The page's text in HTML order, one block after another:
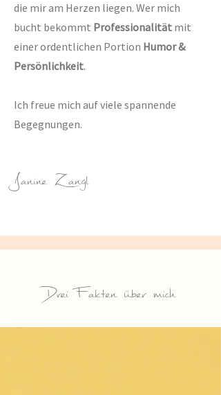
die mir am Herzen liegen. Wer mich
bucht bekommt Professionalität mit
einer ordentlichen Portion Humor &
Persönlichkeit.
Ich freue mich auf viele spannende
Begegnungen.
Janine Zangl
Drei Fakten über mich